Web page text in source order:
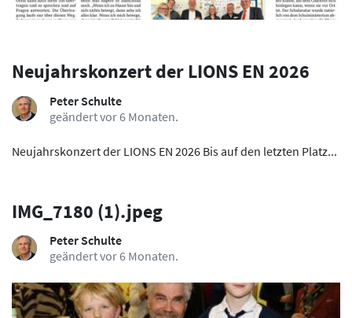
Neujahrskonzert der LIONS EN 2026
Peter Schulte
geändert vor 6 Monaten.
Neujahrskonzert der LIONS EN 2026 Bis auf den letzten Platz...
IMG_7180 (1).jpeg
Peter Schulte
geändert vor 6 Monaten.